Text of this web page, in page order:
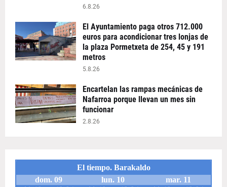
6.8.26
El Ayuntamiento paga otros 712.000
euros para acondicionar tres lonjas de
la plaza Pormetxeta de 254, 45 y 191
metros
5.8.26
Encartelan las rampas mecánicas de
Nafarroa porque llevan un mes sin
funcionar
2.8.26